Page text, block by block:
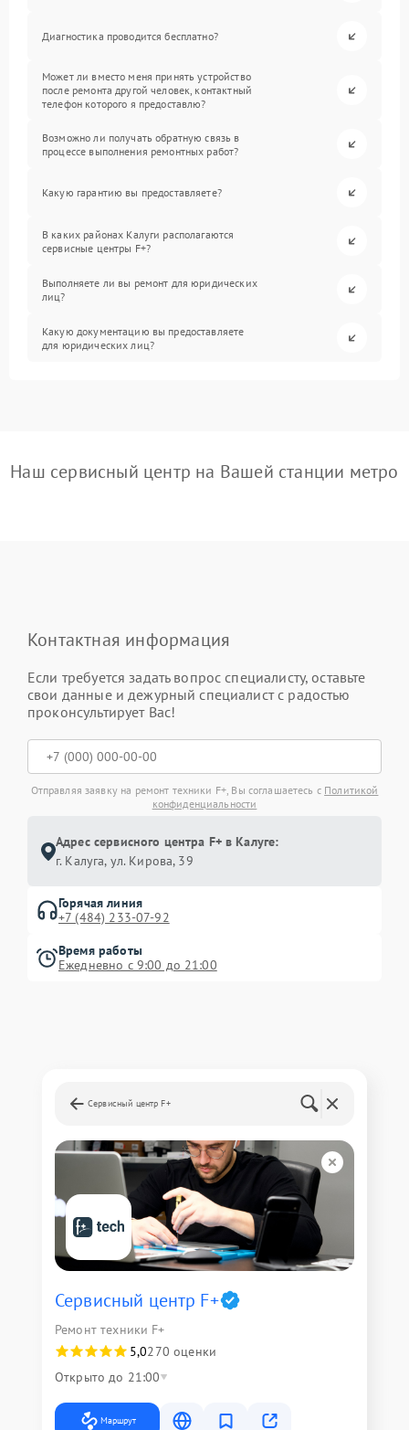
Диагностика проводится бесплатно?
Может ли вместо меня принять устройство
после ремонта другой человек, контактный
телефон которого я предоставлю?
Возможно ли получать обратную связь в
процессе выполнения ремонтных работ?
Какую гарантию вы предоставляете?
В каких районах Калуги располагаются
сервисные центры F+?
Выполняете ли вы ремонт для юридических
лиц?
Какую документацию вы предоставляете
для юридических лиц?
Наш сервисный центр на Вашей станции метро
Контактная информация
Если требуется задать вопрос специалисту, оставьте
свои данные и дежурный специалист с радостью
проконсультирует Вас!
Отправляя заявку на ремонт техники F+, Вы соглашаетесь с Политикой
конфиденциальности
Адрес сервисного центра F+ в Калуге:
г. Калуга, ул. Кирова, 39
Горячая линия
+7 (484) 233-07-92
Время работы
Ежедневно с 9:00 до 21:00
Сервисный центр F+
Сервисный центр F+
Ремонт техники F+
5,0270 оценки
Открыто до 21:00
Маршрут